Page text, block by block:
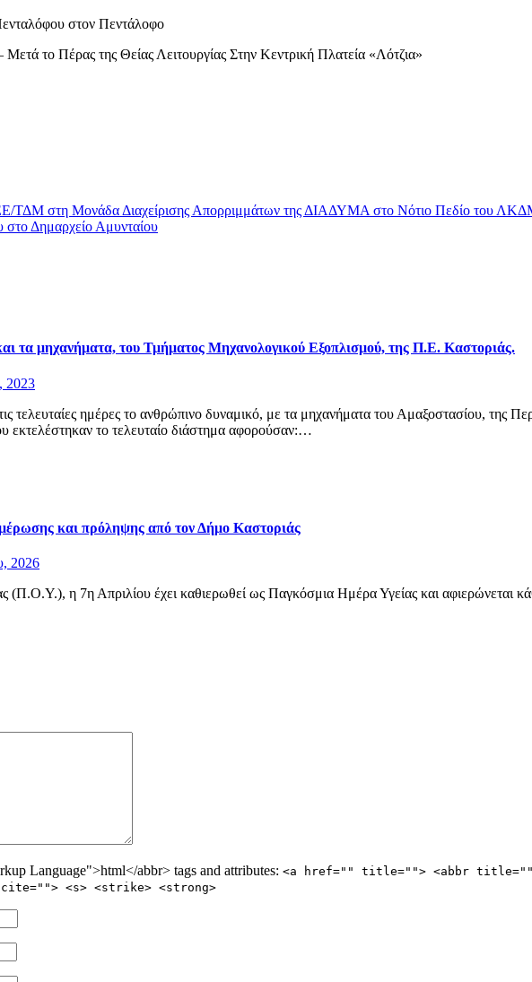
στον Πεντάλοφο
το Πέρας της Θείας Λειτουργίας Στην Κεντρική Πλατεία «Λότζια»
ΤΔΜ στη Μονάδα Διαχείρισης Απορριμμάτων της ΔΙΑΔΥΜΑ στο Νότιο Πεδίο του
Δημαρχείο Αμυνταίου
τα μηχανήματα, του Τμήματος Μηχανολογικού Εξοπλισμού, της Π.Ε. Καστοριάς.
2023
τελευταίες ημέρες το ανθρώπινο δυναμικό, με τα μηχανήματα του Αμαξοστασίου, της
εκτελέστηκαν το τελευταίο διάστημα αφορούσαν:…
και πρόληψης από τον Δήμο Καστοριάς
2026
η 7η Απριλίου έχει καθιερωθεί ως Παγκόσμια Ημέρα Υγείας και αφιερώνεται
Language">html</abbr> tags and attributes: <a href="" title=""> <abbr
cite=""> <s> <strike> <strong>